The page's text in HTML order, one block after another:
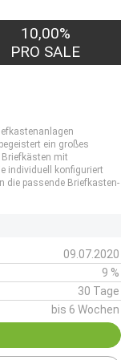
10,00%
PRO SALE
ein großes
mit
individuell konfiguriert
die passende Briefkasten-
09.07.2020
9 %
30 Tage
bis 6 Wochen